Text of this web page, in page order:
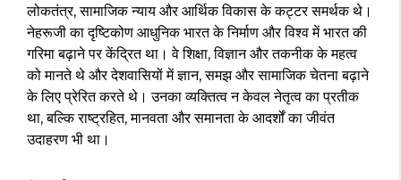
लोकतंत्र, सामाजिक न्याय और आर्थिक विकास के कट्टर समर्थक थे।
नेहरूजी का दृष्टिकोण आधुनिक भारत के निर्माण और विश्व में भारत की
गरिमा बढ़ाने पर केंद्रित था। वे शिक्षा, विज्ञान और तकनीक के महत्व
को मानते थे और देशवासियों में ज्ञान, समझ और सामाजिक चेतना बढ़ाने
के लिए प्रेरित करते थे। उनका व्यक्तित्व न केवल नेतृत्व का प्रतीक
था, बल्कि राष्ट्रहित, मानवता और समानता के आदर्शों का जीवंत
उदाहरण भी था।